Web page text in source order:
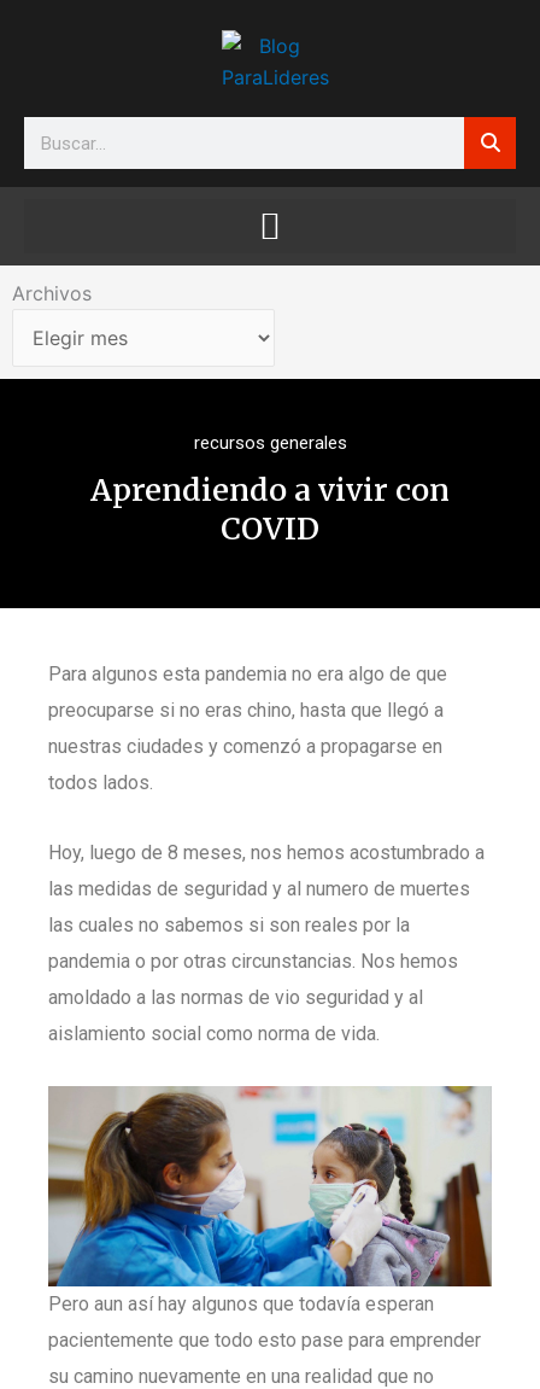
Search
Archivos
Archivos
recursos generales
Aprendiendo a vivir con
COVID
Para algunos esta pandemia no era algo de que
preocuparse si no eras chino, hasta que llegó a
nuestras ciudades y comenzó a propagarse en
todos lados.
Hoy, luego de 8 meses, nos hemos acostumbrado a
las medidas de seguridad y al numero de muertes
las cuales no sabemos si son reales por la
pandemia o por otras circunstancias. Nos hemos
amoldado a las normas de vio seguridad y al
aislamiento social como norma de vida.
Pero aun así hay algunos que todavía esperan
pacientemente que todo esto pase para emprender
su camino nuevamente en una realidad que no